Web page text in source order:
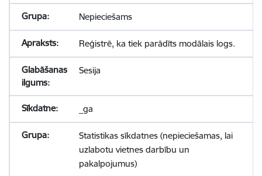
Nepieciešams
Reģistrē, ka tiek parādīts modālais logs.
Sesija
_ga
Statistikas sīkdatnes (nepieciešamas, lai
uzlabotu vietnes darbību un
pakalpojumus)